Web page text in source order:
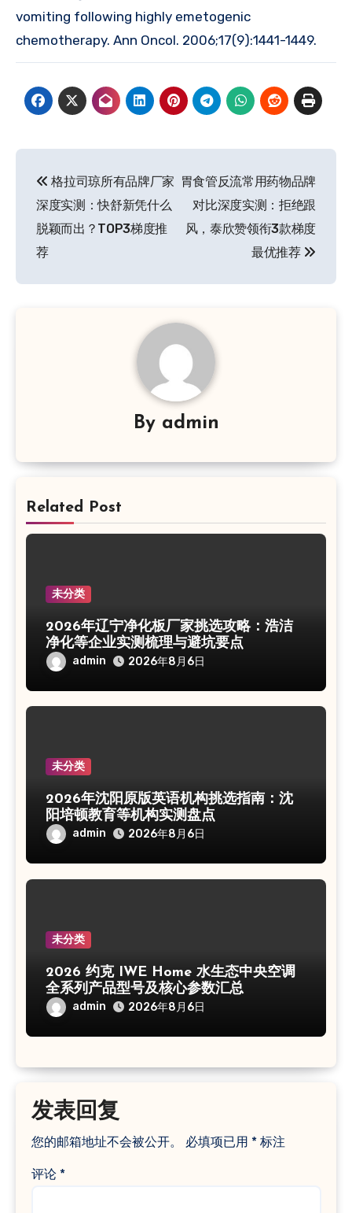
vomiting following highly emetogenic
chemotherapy. Ann Oncol. 2006;17(9):1441-1449.
章
导
航
格拉司琼所有品牌厂家
深度实测：快舒新凭什么
脱颖而出？TOP3梯度推
荐
胃食管反流常用药物品牌
对比深度实测：拒绝跟
风，泰欣赞领衔3款梯度
最优推荐
By admin
Related Post
未分类
2026年辽宁净化板厂家挑选攻略：浩洁
净化等企业实测梳理与避坑要点
admin 2026年8月6日
未分类
2026年沈阳原版英语机构挑选指南：沈
阳培顿教育等机构实测盘点
admin 2026年8月6日
未分类
2026 约克 IWE Home 水生态中央空调
全系列产品型号及核心参数汇总
admin 2026年8月6日
发表回复
您的邮箱地址不会被公开。 必填项已用 *标注
评论 *